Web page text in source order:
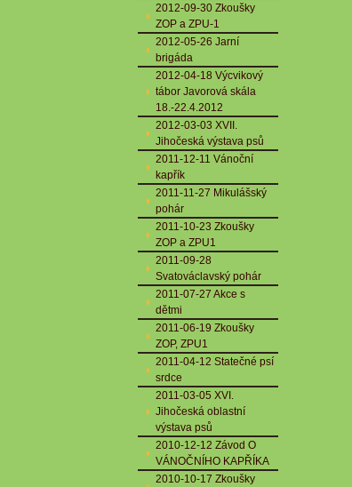
2012-09-30 Zkoušky
ZOP a ZPU-1
2012-05-26 Jarní
brigáda
2012-04-18 Výcvikový
tábor Javorová skála
18.-22.4.2012
2012-03-03 XVII.
Jihočeská výstava psů
2011-12-11 Vánoční
kapřík
2011-11-27 Mikulášský
pohár
2011-10-23 Zkoušky
ZOP a ZPU1
2011-09-28
Svatováclavský pohár
2011-07-27 Akce s
dětmi
2011-06-19 Zkoušky
ZOP, ZPU1
2011-04-12 Statečné psí
srdce
2011-03-05 XVI.
Jihočeská oblastní
výstava psů
2010-12-12 Závod O
VÁNOČNÍHO KAPŘÍKA
2010-10-17 Zkoušky